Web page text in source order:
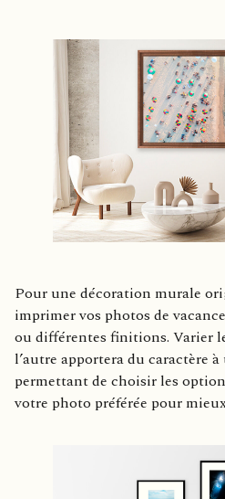
Pour une décoration murale
imprimer vos photos de
ou différentes finitions. Varier
l’autre apportera du caractère
permettant de choisir les
votre photo préférée pour